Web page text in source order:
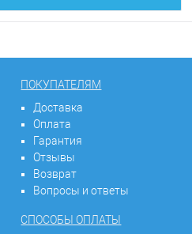
ПОКУПАТЕЛЯМ
Доставка
Оплата
Гарантия
Отзывы
Возврат
Вопросы и ответы
СПОСОБЫ ОПЛАТЫ